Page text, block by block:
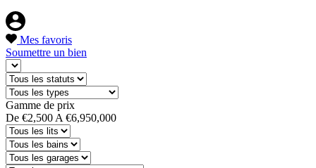
Mes favoris
Soumettre un bien
Gamme de prix
De €2,500 A €6,950,000